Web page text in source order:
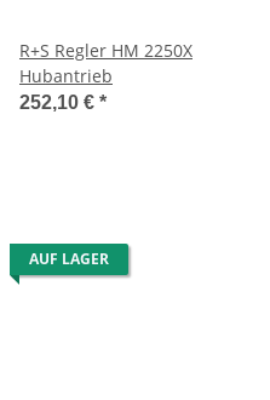
R+S Regler HM 2250X
Hubantrieb
252,10 € *
AUF LAGER